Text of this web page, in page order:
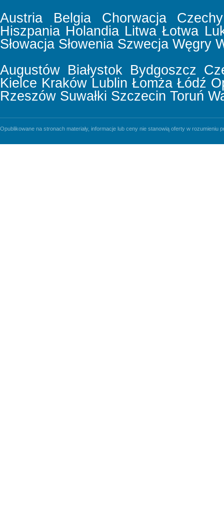
Austria
Belgia Chorwacja
Czechy
Hiszpania Holandia Litwa Łotwa
Słowacja Słowenia Szwecja Węgry
Augustów Białystok Bydgoszcz
Kielce Kraków Lublin Łomża Łódź
Rzeszów Suwałki Szczecin Toruń
Opublikowane na stronach materiały, informacje lub ceny nie stanowią oferty w rozumieniu